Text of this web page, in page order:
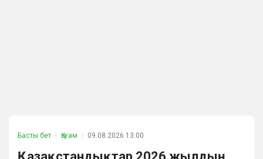
Басты бет Қоғам 09.08.2026 13:00